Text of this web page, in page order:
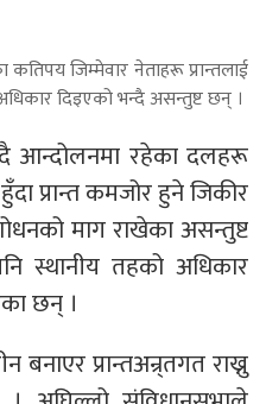
जिम्मेवार नेताहरू प्रान्तलाई
दिइएको भन्दै असन्तुष्ट छन् ।
आन्दोलनमा रहेका दलहरू
प्रान्त कमजोर हुने जिकीर
माग राखेका असन्तुष्ट
स्थानीय तहको अधिकार
छन् ।
बनाएर प्रान्तअन्र्तगत राख्नु